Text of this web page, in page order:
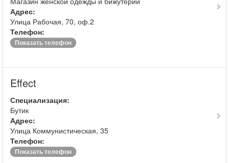
Адрес:
Улица Рабочая, 70, оф.2
Телефон:
Показать телефон
Effect
Специализация:
Бутик
Адрес:
Улица Коммунистическая, 35
Телефон:
Показать телефон